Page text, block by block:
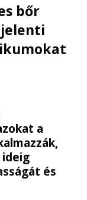
bőr
a
és